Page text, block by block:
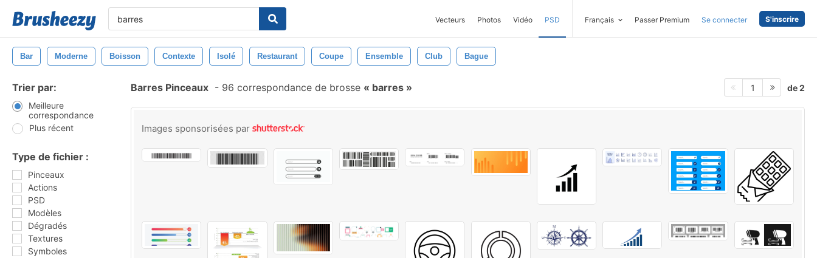
Vecteurs Photos Vidéo PSD Français Passer Premium Se connecter S'inscrire
Bar Moderne Boisson Contexte Isolé Restaurant Coupe Ensemble Club Bague
Trier par:
Meilleure
correspondance
Plus récent
Type de fichier :
Pinceaux
Actions
PSD
Modèles
Dégradés
Textures
Symboles
Barres Pinceaux - 96 correspondance de brosse barres 1 de 2
Images sponsorisées par